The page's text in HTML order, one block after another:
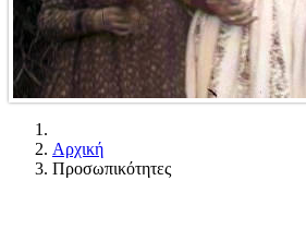
Αρχική
Προσωπικότητες